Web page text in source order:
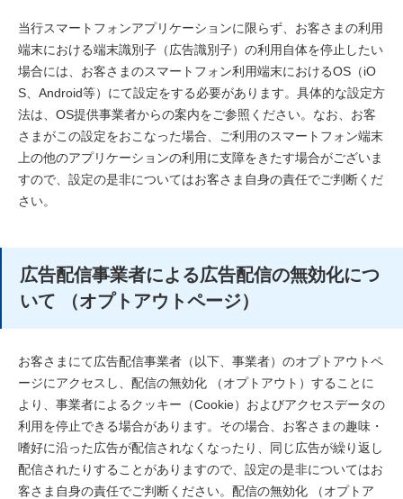
当行スマートフォンアプリケーションに限らず、お客さまの利用
端末における端末識別子（広告識別子）の利用自体を停止したい
場合には、お客さまのスマートフォン利用端末におけるOS（iO
S、Android等）にて設定をする必要があります。具体的な設定方
法は、OS提供事業者からの案内をご参照ください。なお、お客
さまがこの設定をおこなった場合、ご利用のスマートフォン端末
上の他のアプリケーションの利用に支障をきたす場合がございま
すので、設定の是非についてはお客さま自身の責任でご判断くだ
さい。
広告配信事業者による広告配信の無効化につ
いて （オプトアウトページ）
お客さまにて広告配信事業者（以下、事業者）のオプトアウトペ
ージにアクセスし、配信の無効化 （オプトアウト）することに
より、事業者によるクッキー（Cookie）およびアクセスデータの
利用を停止できる場合があります。その場合、お客さまの趣味・
嗜好に沿った広告が配信されなくなったり、同じ広告が繰り返し
配信されたりすることがありますので、設定の是非についてはお
客さま自身の責任でご判断ください。配信の無効化 （オプトア